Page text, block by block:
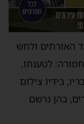
ולחש
לטענתו,
בידיו צילום
בהן נרשם